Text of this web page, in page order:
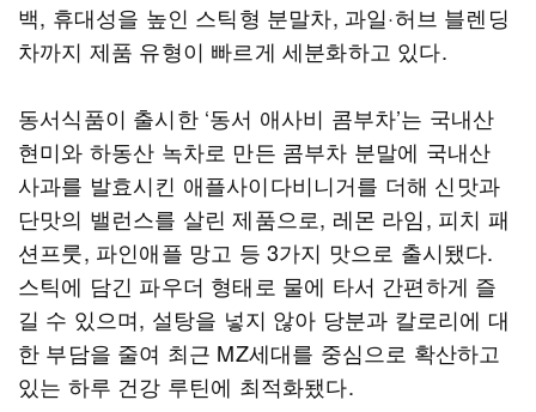
백, 휴대성을 높인 스틱형 분말차, 과일·허브 블렌딩
차까지 제품 유형이 빠르게 세분화하고 있다.
동서식품이 출시한 ‘동서 애사비 콤부차’는 국내산
현미와 하동산 녹차로 만든 콤부차 분말에 국내산
사과를 발효시킨 애플사이다비니거를 더해 신맛과
단맛의 밸런스를 살린 제품으로, 레몬 라임, 피치 패
션프룻, 파인애플 망고 등 3가지 맛으로 출시됐다.
스틱에 담긴 파우더 형태로 물에 타서 간편하게 즐
길 수 있으며, 설탕을 넣지 않아 당분과 칼로리에 대
한 부담을 줄여 최근 MZ세대를 중심으로 확산하고
있는 하루 건강 루틴에 최적화됐다.